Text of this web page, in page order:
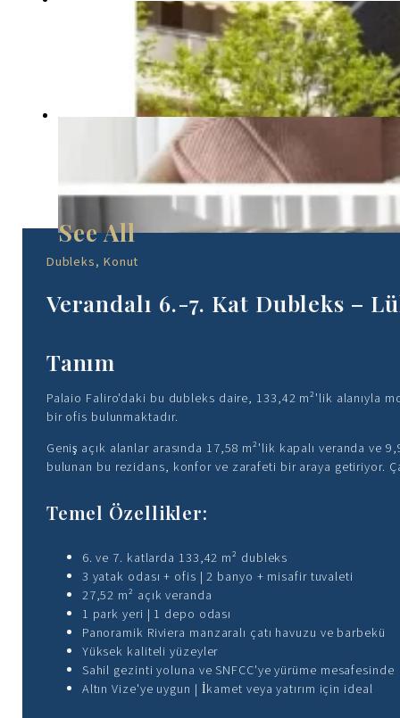
Dubleks, Konut
Verandalı 6.-7. Kat Dubleks –
Tanım
Palaio Faliro'daki bu dubleks daire, 133,42 m²'lik alanıyla
bir ofis bulunmaktadır.
Geniş açık alanlar arasında 17,58 m²'lik kapalı veranda
bulunan bu rezidans, konfor ve zarafeti bir araya getiriyor.
Temel Özellikler:
6. ve 7. katlarda 133,42 m² dubleks
3 yatak odası + ofis | 2 banyo + misafir tuvaleti
27,52 m² açık veranda
1 park yeri | 1 depo odası
Panoramik Riviera manzaralı çatı havuzu ve barbekü
Yüksek kaliteli yüzeyler
Sahil gezinti yoluna ve SNFCC'ye yürüme mesafesinde
Altın Vize'ye uygun | İkamet veya yatırım için ideal